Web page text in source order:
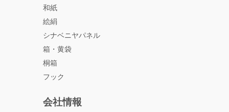
和紙
絵絹
シナベニヤパネル
箱・黄袋
桐箱
フック
会社情報